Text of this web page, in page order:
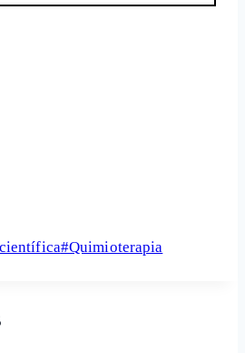
#Quimioterapia